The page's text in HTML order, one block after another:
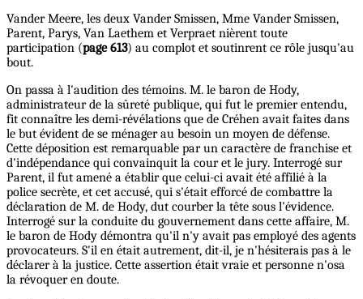
Vander Meere, les deux Vander Smissen, Mme Vander Smissen,
Parent, Parys, Van Laethem et Verpraet nièrent toute
participation (page 613) au complot et soutinrent ce rôle jusqu'au
bout.
On passa à l'audition des témoins. M. le baron de Hody,
administrateur de la sûreté publique, qui fut le premier entendu,
fit connaître les demi-révélations que de Créhen avait faites dans
le but évident de se ménager au besoin un moyen de défense.
Cette déposition est remarquable par un caractère de franchise et
d'indépendance qui convainquit la cour et le jury. Interrogé sur
Parent, il fut amené a établir que celui-ci avait été affilié à la
police secrète, et cet accusé, qui s'était efforcé de combattre la
déclaration de M. de Hody, dut courber la tête sous l'évidence.
Interrogé sur la conduite du gouvernement dans cette affaire, M.
le baron de Hody démontra qu'il n'y avait pas employé des agents
provocateurs. S'il en était autrement, dit-il, je n'hésiterais pas à le
déclarer à la justice. Cette assertion était vraie et personne n'osa
la révoquer en doute.